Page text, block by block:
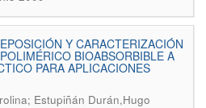
Y CARACTERIZACIÓN
BIOABSORBIBLE A
PARA APLICACIONES
Estupiñán Durán,Hugo